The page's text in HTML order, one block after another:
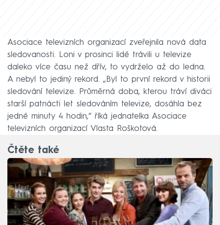
Asociace televizních organizací zveřejnila nová data
sledovanosti. Loni v prosinci lidé trávili u televize
daleko více času než dřív, to vydrželo až do ledna.
A nebyl to jediný rekord. „Byl to první rekord v historii
sledování televize. Průměrná doba, kterou tráví diváci
starší patnácti let sledováním televize, dosáhla bez
jedné minuty 4 hodin,“ říká jednatelka Asociace
televizních organizací Vlasta Roškotová.
Čtěte také